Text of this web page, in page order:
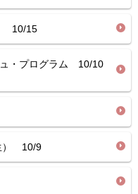
10/15
ュ・プログラム 10/10
） 10/9